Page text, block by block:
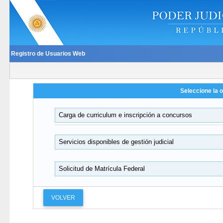
Registro de Usuarios Web
Seleccione la
Carga de curriculum e inscripción a concursos
Servicios disponibles de gestión judicial
Solicitud de Matrícula Federal
VOLVER